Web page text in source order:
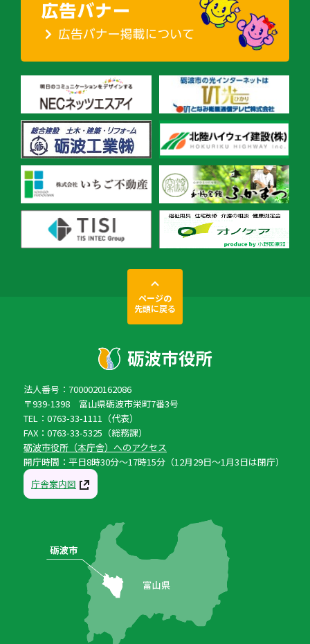
ページの
先頭に戻る
法人番号：7000020162086
〒939-1398 富山県砺波市栄町7番3号
TEL：0763-33-1111（代表）
FAX：0763-33-5325（総務課）
砺波市役所（本庁舎）へのアクセス
開庁時間：平日8時30分〜17時15分（12月29日〜1月3日は閉庁）
庁舎案内図